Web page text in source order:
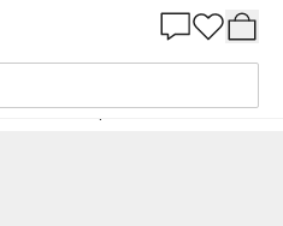
Bestill basert på NCS 0505-Y20R